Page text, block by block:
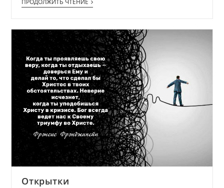
ПРОДОЛЖИТЬ ЧТЕНИЕ
Открытки